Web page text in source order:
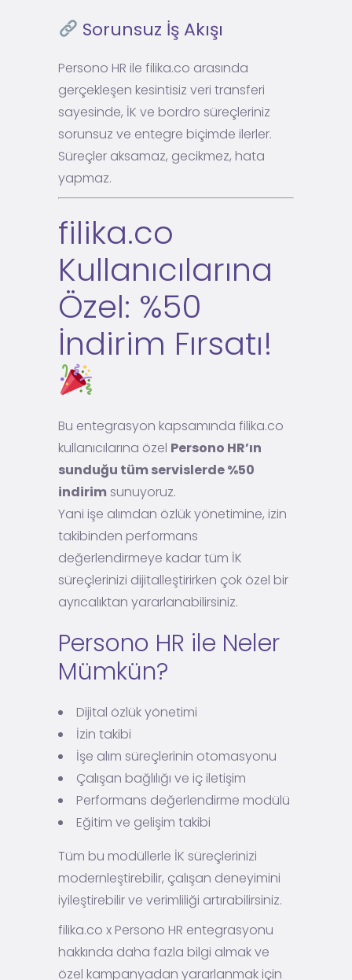
Sorunsuz İş Akışı
Persono HR ile filika.co arasında
gerçekleşen kesintisiz veri transferi
sayesinde, İK ve bordro süreçleriniz
sorunsuz ve entegre biçimde ilerler.
Süreçler aksamaz, gecikmez, hata
yapmaz.
filika.co
Kullanıcılarına
Özel: %50
İndirim Fırsatı!
Bu entegrasyon kapsamında filika.co
kullanıcılarına özel Persono HR’ın
sunduğu tüm servislerde %50
indirim sunuyoruz.
Yani işe alımdan özlük yönetimine, izin
takibinden performans
değerlendirmeye kadar tüm İK
süreçlerinizi dijitalleştirirken çok özel bir
ayrıcalıktan yararlanabilirsiniz.
Persono HR ile Neler
Mümkün?
Dijital özlük yönetimi
İzin takibi
İşe alım süreçlerinin otomasyonu
Çalışan bağlılığı ve iç iletişim
Performans değerlendirme modülü
Eğitim ve gelişim takibi
Tüm bu modüllerle İK süreçlerinizi
modernleştirebilir, çalışan deneyimini
iyileştirebilir ve verimliliği artırabilirsiniz.
filika.co x Persono HR entegrasyonu
hakkında daha fazla bilgi almak ve
özel kampanyadan yararlanmak için